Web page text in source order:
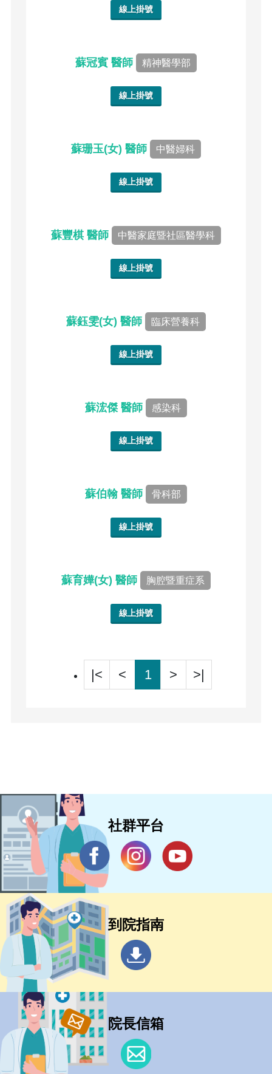
線上掛號
蘇冠賓 醫師 精神醫學部
線上掛號
蘇珊玉(女) 醫師 中醫婦科
線上掛號
蘇豐棋 醫師 中醫家庭暨社區醫學科
線上掛號
蘇鈺雯(女) 醫師 臨床營養科
線上掛號
蘇浤傑 醫師 感染科
線上掛號
蘇伯翰 醫師 骨科部
線上掛號
蘇育嬅(女) 醫師 胸腔暨重症系
線上掛號
|< < 1 > >|
社群平台
到院指南
院長信箱